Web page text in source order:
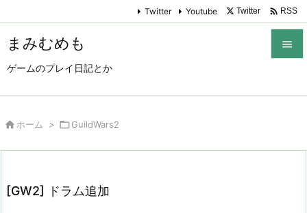
まみむめも
ゲームのプレイ日記とか

Twitter Youtube Twitter  RSS
 ホーム > GuildWars2
[GW2] ドラム追加